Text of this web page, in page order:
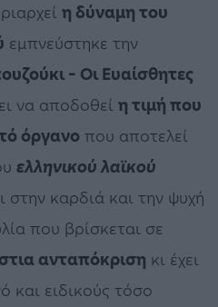
η δύναμη του
εμπνεύστηκε την
– Οι Ευαίσθητες
να αποδοθεί η τιμή που
όργανο που αποτελεί
ελληνικού λαϊκού
στην καρδιά και την ψυχή
που βρίσκεται σε
ανταπόκριση κι έχει
και ειδικούς τόσο